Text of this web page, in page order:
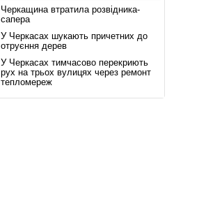
Черкащина втратила розвідника-
сапера
У Черкасах шукають причетних до
отруєння дерев
У Черкасах тимчасово перекриють
рух на трьох вулицях через ремонт
тепломереж